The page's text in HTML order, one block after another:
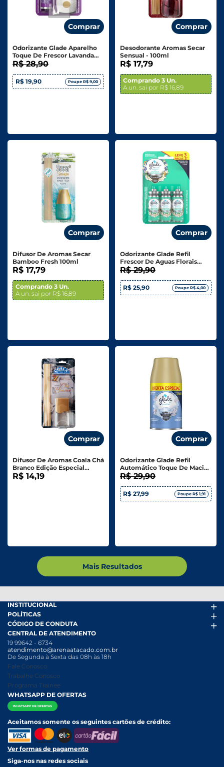
Comprar
Odorizante Glade Aparelho
Toque De Frescor Lavanda
12ml
R$ 28,90
R$ 19,90 Poupe R$ 9,00
Comprar
Desodorante Aromas Secar
Sensual - 100ml
R$ 17,79
Comprando 3 Un.
A un. sai por R$ 16,89
Comprar
Difusor De Aromas Secar
Bamboo Fresh 100ml
R$ 17,79
Comprando 3 Un.
A un. sai por R$ 16,89
Comprar
Odorizante Glade Refil
Frescor De Aguas Florais
Leve 3 Pague 2
R$ 29,90
R$ 25,90 Poupe R$ 4,00
Comprar
Difusor De Aromas Coala Chá
Branco Edição Especial
100ml
R$ 14,19
Comprar
Odorizante Glade Refil
Automático Toque De Maciez
Oferta Especial 269ml
R$ 29,90
R$ 27,99 Poupe R$ 1,91
Mais Resultados
INSTITUCIONAL
Arena Mais
Fácil Pra Pagar
Ofertas
Folheto
Nossas Lojas
Nossa História
Relatório Transparência Salarial
POLÍTICAS
Termos de uso
Política de Trocas e Devoluções
Política de Privacidade
Política Anticorrupção
Política de entrega e Retirada
Política de Pagamento
CÓDIGO DE CONDUTA
Código de conduta PDF
Canal de Denúncias
Canal de Denúncias da Mulher
CENTRAL DE ATENDIMENTO
19 99642 - 6734
atendimento@arenaatacado.com.br
De Segunda à Sexta das 08h às 18h
Fale Conosco
Trabalhe Conosco
Programa Trainee
WHATSAPP DE OFERTAS
Aceitamos somente os seguintes cartões de crédito:
Ver formas de pagamento
Siga-nos nas redes sociais